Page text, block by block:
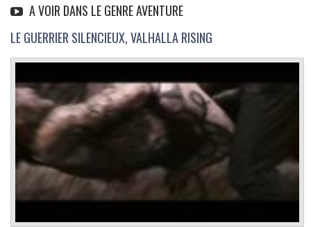
A VOIR DANS LE GENRE AVENTURE
LE GUERRIER SILENCIEUX, VALHALLA RISING